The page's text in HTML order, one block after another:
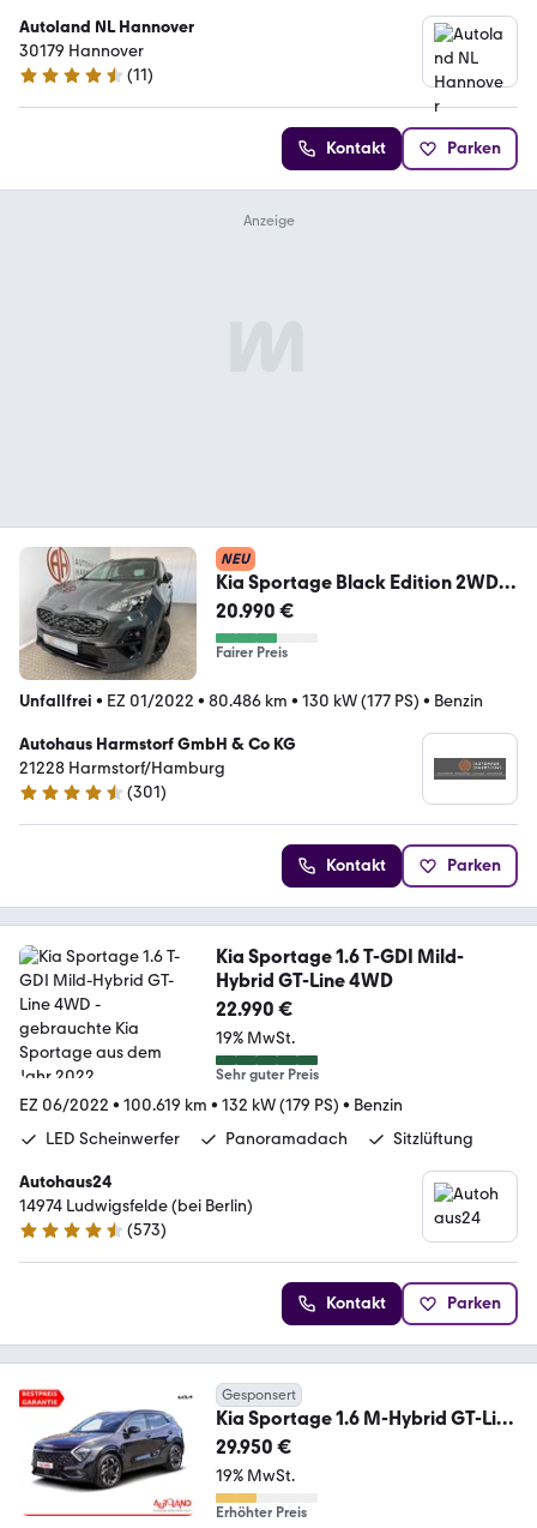
Autoland NL Hannover
30179 Hannover
4.7 Sterne
(11)
Kontakt Parken
NEU
Kia Sportage Black Edition 2WD
Leder/Panodach/LED
20.990 €
Fairer Preis
Unfallfrei • EZ 01/2022 • 80.486 km • 130 kW (177 PS) • Benzin
Autohaus Harmstorf GmbH & Co KG
21228 Harmstorf/Hamburg
4.4 Sterne
(301)
Kontakt Parken
Kia Sportage 1.6 T-GDI Mild-
Hybrid GT-Line 4WD
22.990 €
19% MwSt.
Sehr guter Preis
EZ 06/2022 • 100.619 km • 132 kW (179 PS) • Benzin
LED Scheinwerfer
Panoramadach Sitzlüftung
Autohaus24
14974 Ludwigsfelde (bei Berlin)
4.3 Sterne
(573)
Kontakt Parken
Gesponsert
Kia Sportage 1.6 M-Hybrid GT-Line
4WD LED Navi 360°
29.950 €
19% MwSt.
Erhöhter Preis